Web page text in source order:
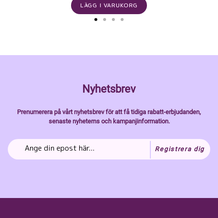
LÄGG I VARUKORG
Nyhetsbrev
Prenumerera på vårt nyhetsbrev för att få tidiga rabatt-erbjudanden,
senaste nyheterns och kampanjinformation.
Registrera dig